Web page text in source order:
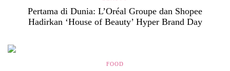
Pertama di Dunia: L’Oréal Groupe dan Shopee
Hadirkan ‘House of Beauty’ Hyper Brand Day
FOOD